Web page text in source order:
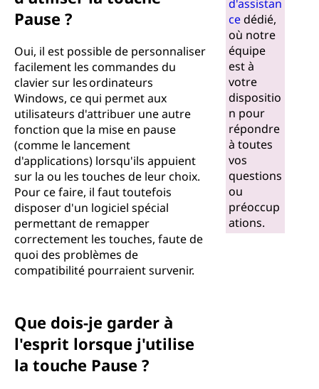
Pause ?
Oui, il est possible de personnaliser
facilement les commandes du
clavier sur les ordinateurs
Windows, ce qui permet aux
utilisateurs d'attribuer une autre
fonction que la mise en pause
(comme le lancement
d'applications) lorsqu'ils appuient
sur la ou les touches de leur choix.
Pour ce faire, il faut toutefois
disposer d'un logiciel spécial
permettant de remapper
correctement les touches, faute de
quoi des problèmes de
compatibilité pourraient survenir.
Que dois-je garder à
l'esprit lorsque j'utilise
la touche Pause ?
d'assistan
cedédié,
où notre
équipe
est à
votre
dispositio
n pour
répondre
à toutes
vos
questions
ou
préoccup
ations.